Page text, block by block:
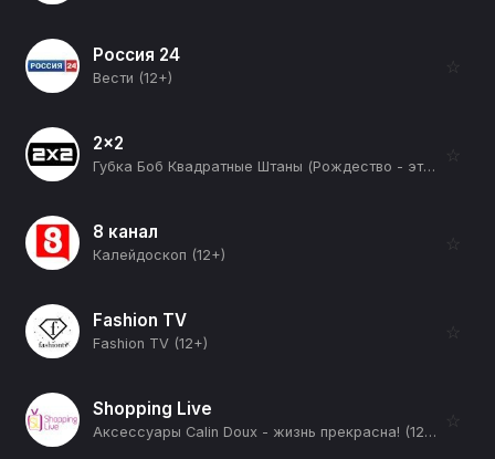
Россия 24
Вести (12+)
☆
2x2
Губка Боб Квадратные Штаны (Рождество - это кто?) (12+)
☆
8 канал
Калейдоскоп (12+)
☆
Fashion TV
Fashion TV (12+)
☆
Shopping Live
Аксессуары Calin Doux - жизнь прекрасна! (12+)
☆